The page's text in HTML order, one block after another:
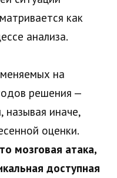
как
анализа.
на
решения —
называя иначе,
оценки.
мозговая атака,
доступная